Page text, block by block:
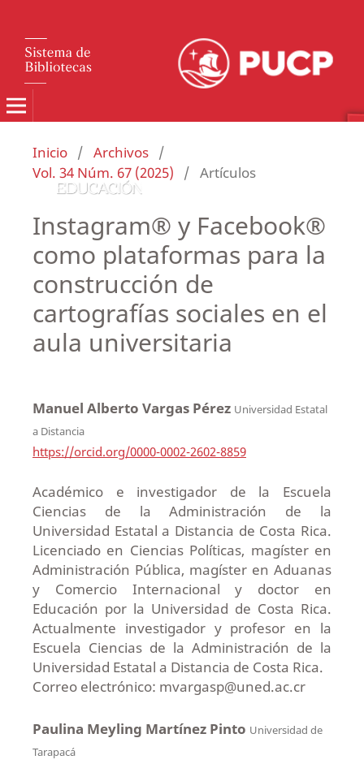
Inicio / Archivos /
Vol. 34 Núm. 67 (2025)
/ Artículos
Instagram® y Facebook®
como plataformas para la
construcción de
cartografías sociales en el
aula universitaria
Manuel Alberto Vargas Pérez Universidad Estatal
a Distancia
https://orcid.org/0000-0002-2602-8859
Académico e investigador de la Escuela
Ciencias de la Administración de la
Universidad Estatal a Distancia de Costa Rica.
Licenciado en Ciencias Políticas, magíster en
Administración Pública, magíster en Aduanas
y Comercio Internacional y doctor en
Educación por la Universidad de Costa Rica.
Actualmente investigador y profesor en la
Escuela Ciencias de la Administración de la
Universidad Estatal a Distancia de Costa Rica.
Correo electrónico: mvargasp@uned.ac.cr
Paulina Meyling Martínez Pinto Universidad de
Tarapacá